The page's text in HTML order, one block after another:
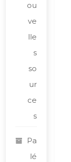
ou
ve
lle
s
so
ur
ce
s
Pa
lé